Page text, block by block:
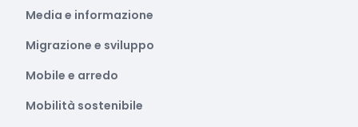
Media e informazione
Migrazione e sviluppo
Mobile e arredo
Mobilità sostenibile